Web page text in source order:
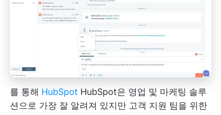
를 통해 HubSpot HubSpot은 영업 및 마케팅 솔루
션으로 가장 잘 알려져 있지만 고객 지원 팀을 위한